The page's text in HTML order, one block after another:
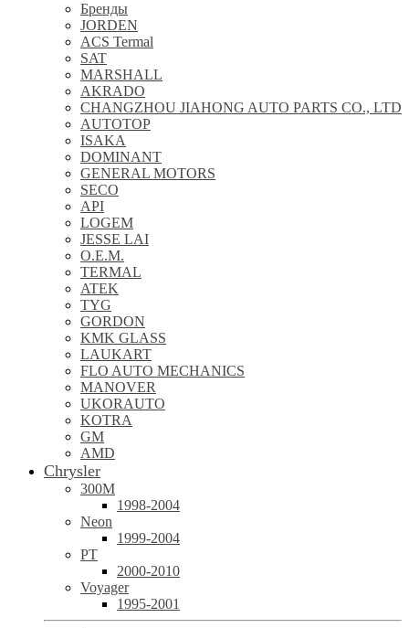
Бренды
JORDEN
ACS Termal
SAT
MARSHALL
AKRADO
CHANGZHOU JIAHONG AUTO PARTS CO., LTD
AUTOTOP
ISAKA
DOMINANT
GENERAL MOTORS
SECO
API
LOGEM
JESSE LAI
O.E.M.
TERMAL
ATEK
TYG
GORDON
KMK GLASS
LAUKART
FLO AUTO MECHANICS
MANOVER
UKORAUTO
KOTRA
GM
AMD
Chrysler
300M
1998-2004
Neon
1999-2004
PT
2000-2010
Voyager
1995-2001